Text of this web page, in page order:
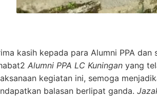
kasih kepada para Alumni PPA dan
Alumni PPA LC Kuningan yang
kegiatan ini, semoga
balasan berlipat ganda.